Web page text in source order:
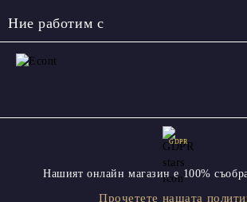
Ние работим с
GDPR
Нашият онлайн магазин е 100%
Прочетете нашата